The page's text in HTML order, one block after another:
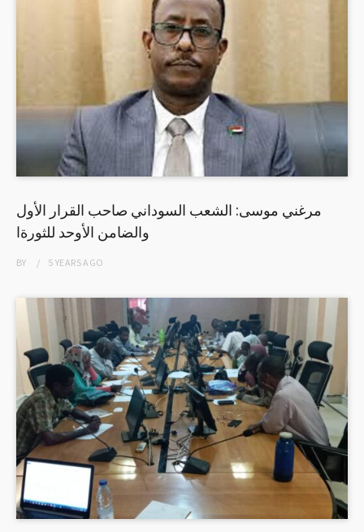
مرغني موسى: الشعب السوداني صاحب القرار الأول
والضامن الأوحد للثورةا
BY 5 YEARSAGO